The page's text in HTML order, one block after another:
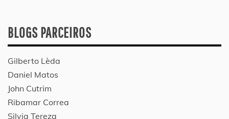
BLOGS PARCEIROS
Gilberto Lèda
Daniel Matos
John Cutrim
Ribamar Correa
Silvia Tereza